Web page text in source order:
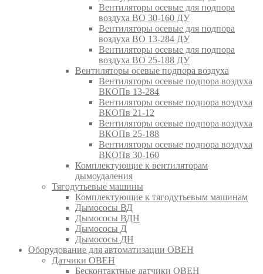
Вентиляторы осевые для подпора
воздуха ВО 30-160 ДУ
Вентиляторы осевые для подпора
воздуха ВО 13-284 ДУ
Вентиляторы осевые для подпора
воздуха ВО 25-188 ДУ
Вентиляторы осевые подпора воздуха
Вентиляторы осевые подпора воздуха
ВКОПв 13-284
Вентиляторы осевые подпора воздуха
ВКОПв 21-12
Вентиляторы осевые подпора воздуха
ВКОПв 25-188
Вентиляторы осевые подпора воздуха
ВКОПв 30-160
Комплектующие к вентиляторам
дымоудаления
Тягодутьевые машины
Комплектующие к тягодутьевым машинам
Дымососы ВД
Дымососы ВДН
Дымососы Д
Дымососы ДН
Оборудование для автоматизации ОВЕН
Датчики ОВЕН
Бесконтактные датчики ОВЕН